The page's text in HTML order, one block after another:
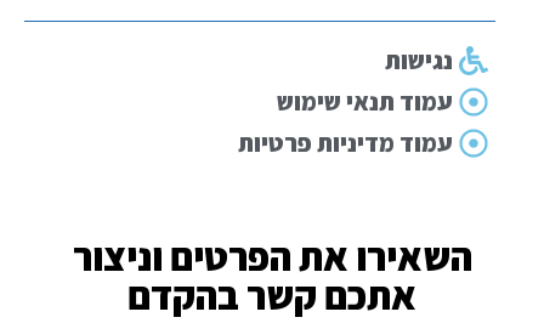
נגישות
עמוד תנאי שימוש
עמוד מדיניות פרטיות
השאירו את הפרטים וניצור
אתכם קשר בהקדם